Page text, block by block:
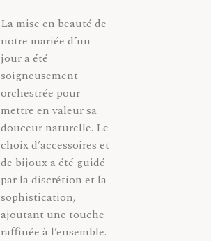
La mise en beauté de
notre mariée d’un
jour a été
soigneusement
orchestrée pour
mettre en valeur sa
douceur naturelle. Le
choix d’accessoires et
de bijoux a été guidé
par la discrétion et la
sophistication,
ajoutant une touche
raffinée à l’ensemble.